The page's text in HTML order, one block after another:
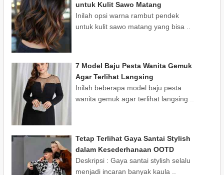
untuk Kulit Sawo Matang
Inilah opsi warna rambut pendek
untuk kulit sawo matang yang bisa ..
7 Model Baju Pesta Wanita Gemuk
Agar Terlihat Langsing
Inilah beberapa model baju pesta
wanita gemuk agar terlihat langsing ..
Tetap Terlihat Gaya Santai Stylish
dalam Kesederhanaan OOTD
Deskripsi : Gaya santai stylish selalu
menjadi incaran banyak kaula ..